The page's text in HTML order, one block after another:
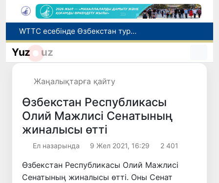
WTTC есебінде Өзбекстан туризмнің өсу қарқыны бойынша Орталық Азияда бірінші орынға шықты
Мүмкіндігі шектеулі талапкерлерге қабылдау емтихандарында қосымша уақыт беріледі
Адам саудасынан зардап шеккен азаматтар әлеуметтік қызметтермен қамтылады
Yuz uz
Жаңалықтарға қайту
Өзбекстан Республикасы
Олий Мажлисі Сенатының
жиналысы өтті
Ел назарында 9 Жел 2021, 16:29 2 401
Өзбекстан Республикасы Олий Мажлисі
Сенатының жиналысы өтті. Оны Сенат